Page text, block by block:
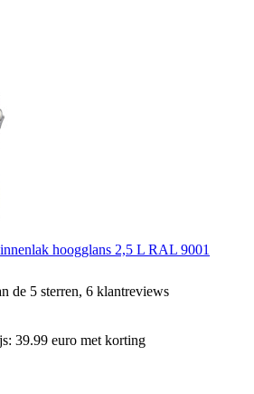
hoogglans 2,5 L RAL 9001
de 5 sterren, 6 klantreviews
39.99 euro met korting